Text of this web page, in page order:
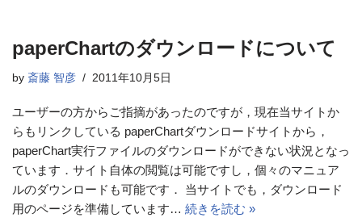
paperChartのダウンロードについて
by 斎藤 智彦 2011年10月5日
ユーザーの方からご指摘があったのですが，現在当サイトか
らもリンクしている paperChartダウンロードサイトから，
paperChart実行ファイルのダウンロードができない状況となっ
ています．サイト自体の閲覧は可能ですし，個々のマニュア
ルのダウンロードも可能です． 当サイトでも，ダウンロード
用のページを準備しています… 続きを読む »